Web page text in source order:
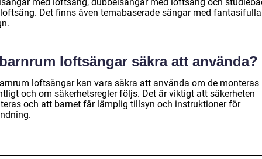
Det finns även temabaserade sängar med fantasifulla
loftsängar säkra att använda?
loftsängar kan vara säkra att använda om de monteras
och om säkerhetsregler följs. Det är viktigt att säkerheten
och att barnet får lämplig tillsyn och instruktioner för